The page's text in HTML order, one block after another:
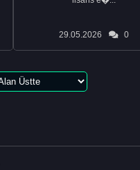
29.05.2026 0